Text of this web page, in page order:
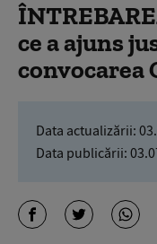
ce a ajuns
convocarea
Data actualizării:
Data publicării: